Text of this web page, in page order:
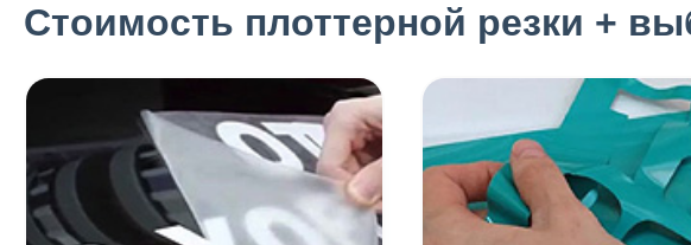
Стоимость плоттерной резки +